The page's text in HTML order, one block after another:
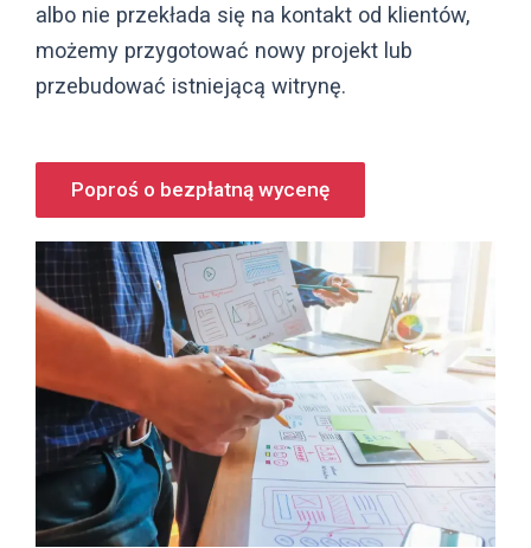
albo nie przekłada się na kontakt od klientów,
możemy przygotować nowy projekt lub
przebudować istniejącą witrynę.
Poproś o bezpłatną wycenę